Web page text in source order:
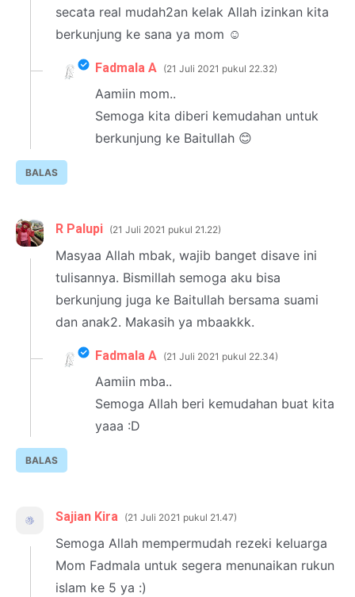
secata real mudah2an kelak Allah izinkan kita
berkunjung ke sana ya mom ☺
BALAS
Fadmala A 21 Juli 2021 pukul 22.32
Aamiin mom..
Semoga kita diberi kemudahan untuk
berkunjung ke Baitullah 😊
R Palupi 21 Juli 2021 pukul 21.22
Masyaa Allah mbak, wajib banget disave ini
tulisannya. Bismillah semoga aku bisa
berkunjung juga ke Baitullah bersama suami
dan anak2. Makasih ya mbaakkk.
BALAS
Fadmala A 21 Juli 2021 pukul 22.34
Aamiin mba..
Semoga Allah beri kemudahan buat kita
yaaa :D
Sajian Kira 21 Juli 2021 pukul 21.47
Semoga Allah mempermudah rezeki keluarga
Mom Fadmala untuk segera menunaikan rukun
islam ke 5 ya :)